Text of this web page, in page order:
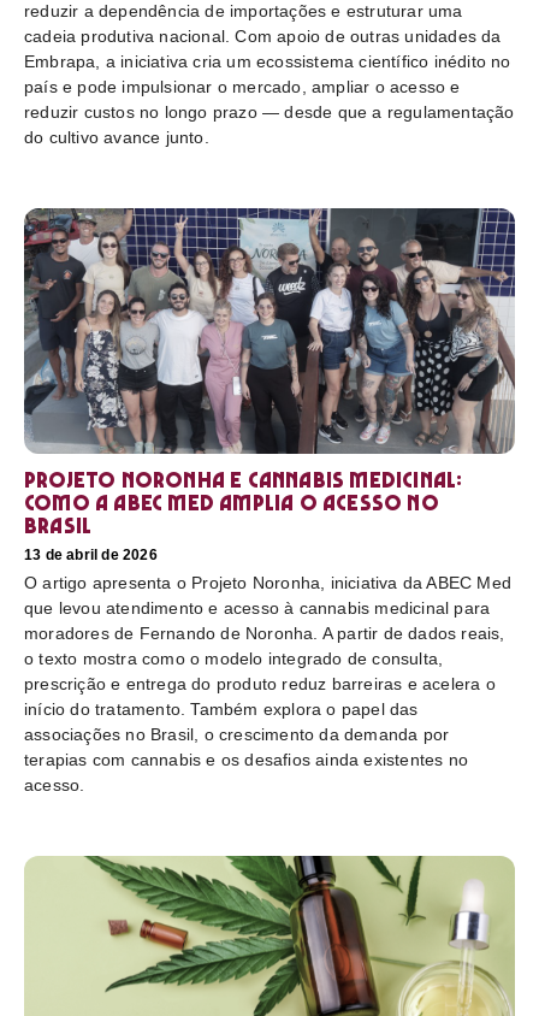
reduzir a dependência de importações e estruturar uma
cadeia produtiva nacional. Com apoio de outras unidades da
Embrapa, a iniciativa cria um ecossistema científico inédito no
país e pode impulsionar o mercado, ampliar o acesso e
reduzir custos no longo prazo — desde que a regulamentação
do cultivo avance junto.
Projeto Noronha e cannabis medicinal:
como a ABEC Med amplia o acesso no
Brasil
13 de abril de 2026
O artigo apresenta o Projeto Noronha, iniciativa da ABEC Med
que levou atendimento e acesso à cannabis medicinal para
moradores de Fernando de Noronha. A partir de dados reais,
o texto mostra como o modelo integrado de consulta,
prescrição e entrega do produto reduz barreiras e acelera o
início do tratamento. Também explora o papel das
associações no Brasil, o crescimento da demanda por
terapias com cannabis e os desafios ainda existentes no
acesso.